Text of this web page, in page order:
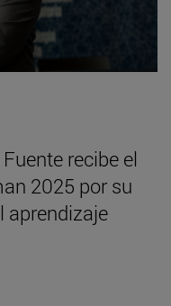
recibe el
2025 por su
aprendizaje